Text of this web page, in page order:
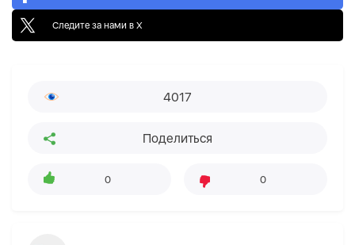
Следите за нами в X
4017
Поделиться
0 0